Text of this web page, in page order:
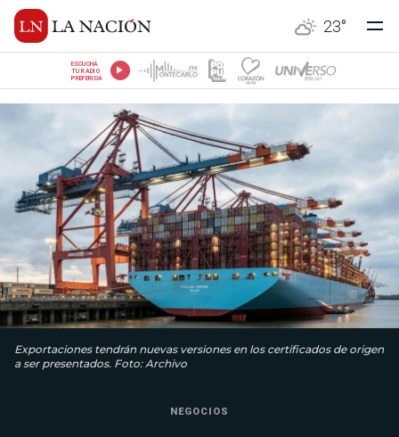
23°
ESCUCHÁ
TU RADIO
PREFERIDA
Exportaciones tendrán nuevas versiones en los certificados de origen
a ser presentados. Foto: Archivo
NEGOCIOS